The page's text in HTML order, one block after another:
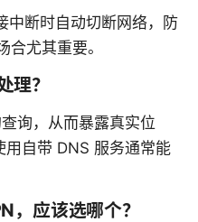
断时自动切断网络，防
合尤其重要。
理？
询，从而暴露真实位
自带 DNS 服务通常能
应该选哪个？